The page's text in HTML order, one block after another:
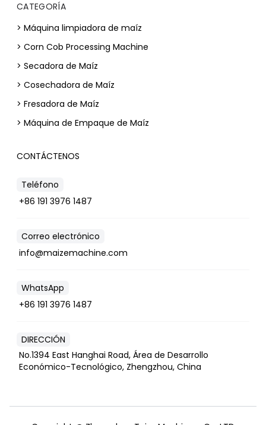
CATEGORÍA
> Máquina limpiadora de maíz
> Corn Cob Processing Machine
> Secadora de Maíz
> Cosechadora de Maíz
> Fresadora de Maíz
> Máquina de Empaque de Maíz
CONTÁCTENOS
Teléfono
+86 191 3976 1487
Correo electrónico
info@maizemachine.com
WhatsApp
+86 191 3976 1487
DIRECCIÓN
No.1394 East Hanghai Road, Área de Desarrollo
Económico-Tecnológico, Zhengzhou, China